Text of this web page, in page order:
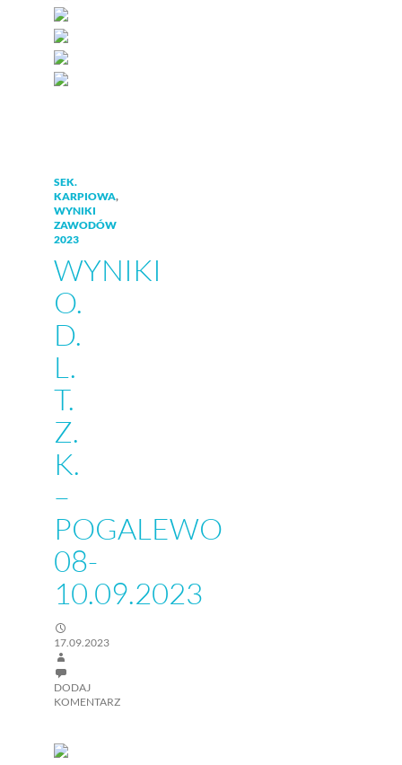
SEK.
KARPIOWA,
WYNIKI
ZAWODÓW
2023
WYNIKI
O.
D.
L.
T.
Z.
K.
–
POGALEWO
08-
10.09.2023
17.09.2023
DODAJ
KOMENTARZ